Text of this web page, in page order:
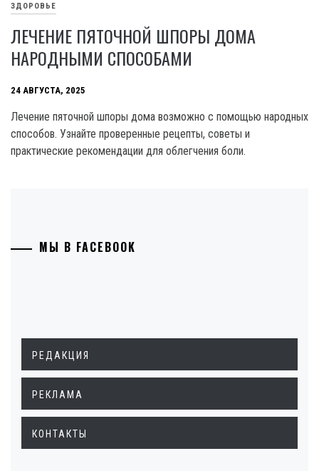
ЗДОРОВЬЕ
ЛЕЧЕНИЕ ПЯТОЧНОЙ ШПОРЫ ДОМА
НАРОДНЫМИ СПОСОБАМИ
24 АВГУСТА, 2025
Лечение пяточной шпоры дома возможно с помощью народных
способов. Узнайте проверенные рецепты, советы и
практические рекомендации для облегчения боли.
МЫ В FACEBOOK
РЕДАКЦИЯ
РЕКЛАМА
КОНТАКТЫ